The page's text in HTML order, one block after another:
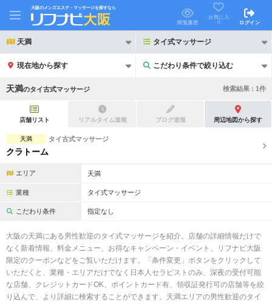
大阪のメンズエステ・マッサージを探すなら
閲覧履歴
お気に入
り
ログイン
天満 タイ式マッサージ
現在地から探す こだわり条件で絞り込む
こだわり条件で絞り込む
21時以降も受付
2名様歓迎 団体様歓迎
完全個室 半個室あり
ペアルームあり シャワー室完備
天満のタイ古式マッサージ 検索結果 : 1件
店舗リスト リアルタイム速報 ブログ速報 周辺地図から探す
天満 タイ古式マッサージ
クラトーム
エリア 天満
業種 タイ式マッサージ
こだわり条件 指定なし
大阪の天満にある男性歓迎のタイ式マッサージを紹介。店舗の詳細情報だけで
なく新着情報、料金メニュー、お得なキャンペーン・イベント、リフナビ大阪
限定のクーポンなどをご覧いただけます。「条件変更」ボタンをクリックして
いただくと、業種・エリアだけでなく日本人セラピストのみ、深夜の受付可能
な店舗、クレジットカードOK、ポイントカード有、領収証発行可の店舗等を絞
り込んで、より詳細に検索することができます。天満エリアの男性歓迎のタイ